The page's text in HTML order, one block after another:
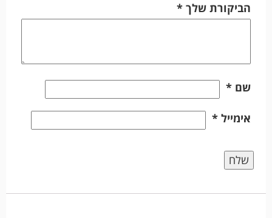
הביקורת שלך *
שם *
אימייל *